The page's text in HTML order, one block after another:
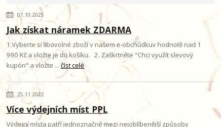
01.10.2025
Jak získat náramek ZDARMA
1.Vyberte si libovolné zboží v našem e-obchůdkuv hodnotě nad 1
990 Kč a vložte je do košíku. 2. Zaškrtněte "Chci využít slevový
kupón" a vložte ...číst celé
25.11.2022
Více výdejních míst PPL
Výdejní místa patří jednoznačně mezi nejoblíbenější způsoby